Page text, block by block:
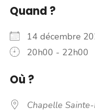
Quand ?
14 décembre
20h00 - 22h00
Où ?
Chapelle